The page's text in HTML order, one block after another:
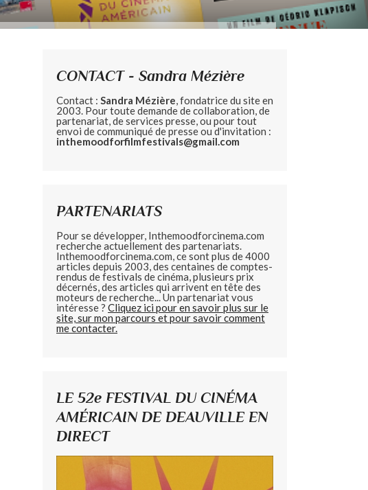
CONTACT - Sandra Mézière
Contact : Sandra Mézière, fondatrice du site en
2003. Pour toute demande de collaboration, de
partenariat, de services presse, ou pour tout
envoi de communiqué de presse ou d'invitation :
inthemoodforfilmfestivals@gmail.com
PARTENARIATS
Pour se développer, Inthemoodforcinema.com
recherche actuellement des partenariats.
Inthemoodforcinema.com, ce sont plus de 4000
articles depuis 2003, des centaines de comptes-
rendus de festivals de cinéma, plusieurs prix
décernés, des articles qui arrivent en tête des
moteurs de recherche... Un partenariat vous
intéresse ? Cliquez ici pour en savoir plus sur le
site, sur mon parcours et pour savoir comment
me contacter.
LE 52e FESTIVAL DU CINÉMA
AMÉRICAIN DE DEAUVILLE EN
DIRECT